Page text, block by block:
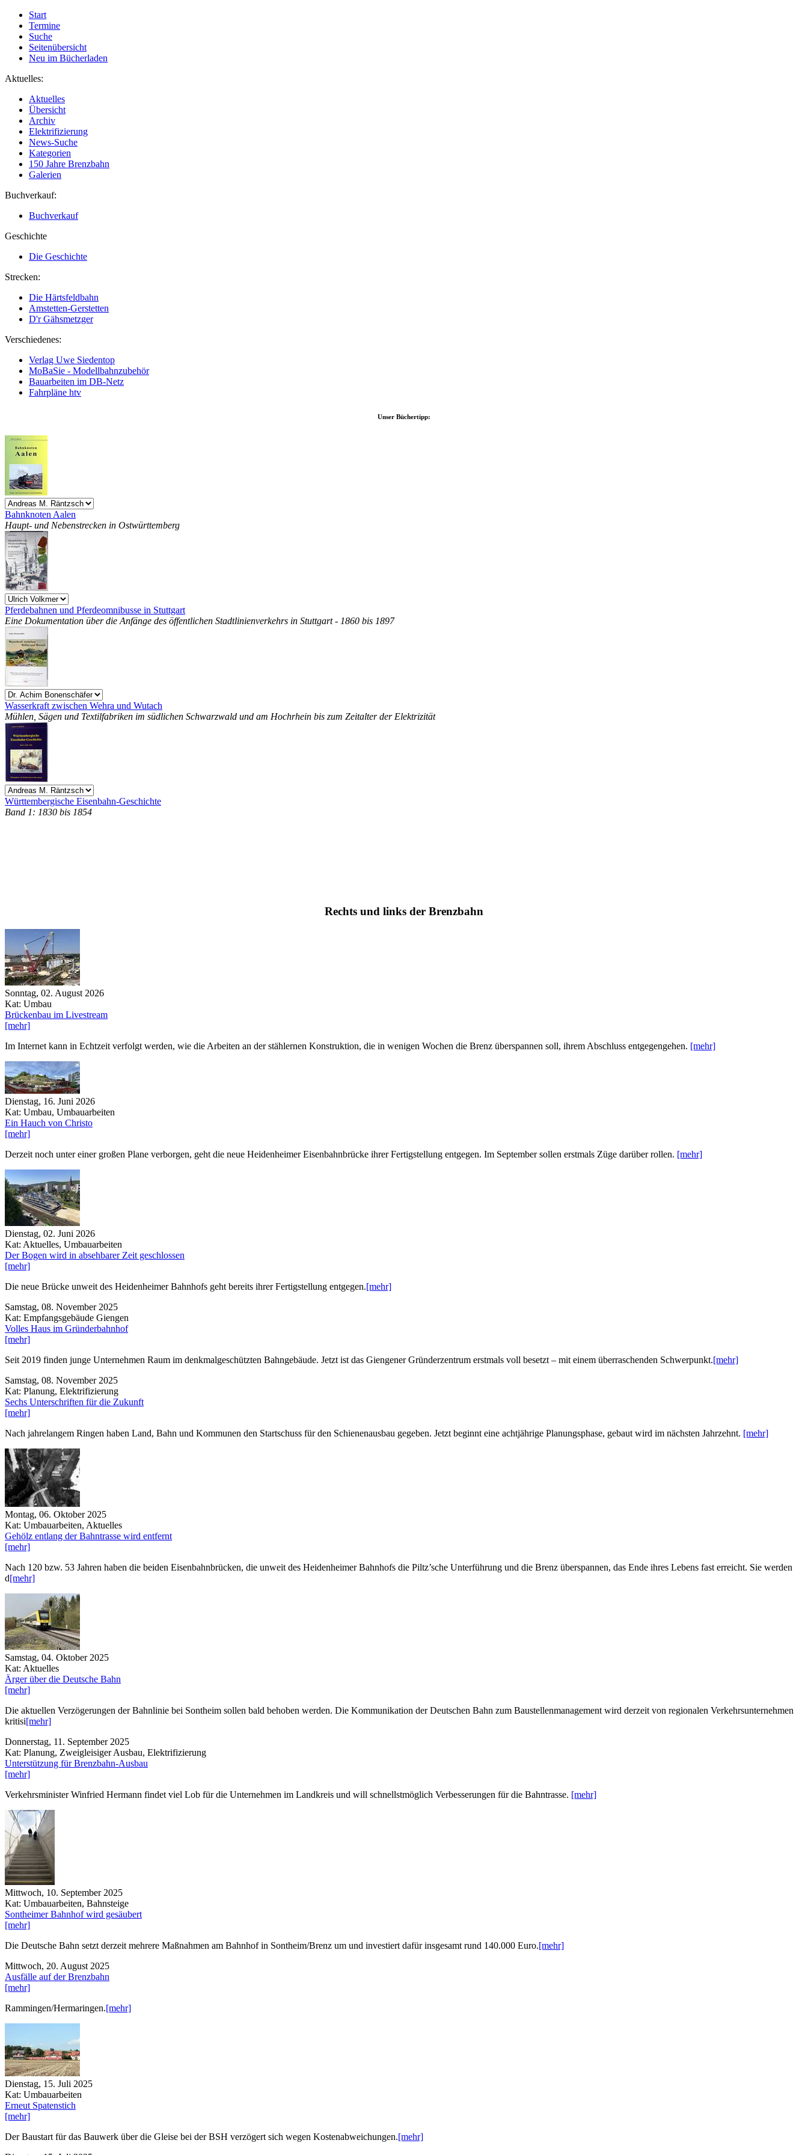
Start
Termine
Suche
Seitenübersicht
Neu im Bücherladen
Aktuelles:
Aktuelles
Übersicht
Archiv
Elektrifizierung
News-Suche
Kategorien
150 Jahre Brenzbahn
Galerien
Buchverkauf:
Buchverkauf
Geschichte
Die Geschichte
Strecken:
Die Härtsfeldbahn
Amstetten-Gerstetten
D'r Gähsmetzger
Verschiedenes:
Verlag Uwe Siedentop
MoBaSie - Modellbahnzubehör
Bauarbeiten im DB-Netz
Fahrpläne htv
Unser Büchertipp:
Bahnknoten Aalen
Haupt- und Nebenstrecken in Ostwürttemberg
Pferdebahnen und Pferdeomnibusse in Stuttgart
Eine Dokumentation über die Anfänge des öffentlichen Stadtlinienverkehrs in Stuttgart - 1860 bis 1897
Wasserkraft zwischen Wehra und Wutach
Mühlen, Sägen und Textilfabriken im südlichen Schwarzwald und am Hochrhein bis zum Zeitalter der Elektrizität
Württembergische Eisenbahn-Geschichte
Band 1: 1830 bis 1854
Rechts und links der Brenzbahn
Sonntag, 02. August 2026
Kat: Umbau
Brückenbau im Livestream
[mehr]
Im Internet kann in Echtzeit verfolgt werden, wie die Arbeiten an der stählernen Konstruktion, die in wenigen Wochen die Brenz überspannen soll, ihrem Abschluss entgegengehen. [mehr]
Dienstag, 16. Juni 2026
Kat: Umbau, Umbauarbeiten
Ein Hauch von Christo
[mehr]
Derzeit noch unter einer großen Plane verborgen, geht die neue Heidenheimer Eisenbahnbrücke ihrer Fertigstellung entgegen. Im September sollen erstmals Züge darüber rollen. [mehr]
Dienstag, 02. Juni 2026
Kat: Aktuelles, Umbauarbeiten
Der Bogen wird in absehbarer Zeit geschlossen
[mehr]
Die neue Brücke unweit des Heidenheimer Bahnhofs geht bereits ihrer Fertigstellung entgegen.[mehr]
Samstag, 08. November 2025
Kat: Empfangsgebäude Giengen
Volles Haus im Gründerbahnhof
[mehr]
Seit 2019 finden junge Unternehmen Raum im denkmalgeschützten Bahngebäude. Jetzt ist das Giengener Gründerzentrum erstmals voll besetzt – mit einem überraschenden Schwerpunkt.[mehr]
Samstag, 08. November 2025
Kat: Planung, Elektrifizierung
Sechs Unterschriften für die Zukunft
[mehr]
Nach jahrelangem Ringen haben Land, Bahn und Kommunen den Startschuss für den Schienenausbau gegeben. Jetzt beginnt eine achtjährige Planungsphase, gebaut wird im nächsten Jahrzehnt. [mehr]
Montag, 06. Oktober 2025
Kat: Umbauarbeiten, Aktuelles
Gehölz entlang der Bahntrasse wird entfernt
[mehr]
Nach 120 bzw. 53 Jahren haben die beiden Eisenbahnbrücken, die unweit des Heidenheimer Bahnhofs die Piltz’sche Unterführung und die Brenz überspannen, das Ende ihres Lebens fast erreicht. Sie werden
d[mehr]
Samstag, 04. Oktober 2025
Kat: Aktuelles
Ärger über die Deutsche Bahn
[mehr]
Die aktuellen Verzögerungen der Bahnlinie bei Sontheim sollen bald behoben werden. Die Kommunikation der Deutschen Bahn zum Baustellenmanagement wird derzeit von regionalen Verkehrsunternehmen
kritisi[mehr]
Donnerstag, 11. September 2025
Kat: Planung, Zweigleisiger Ausbau, Elektrifizierung
Unterstützung für Brenzbahn-Ausbau
[mehr]
Verkehrsminister Winfried Hermann findet viel Lob für die Unternehmen im Landkreis und will schnellstmöglich Verbesserungen für die Bahntrasse. [mehr]
Mittwoch, 10. September 2025
Kat: Umbauarbeiten, Bahnsteige
Sontheimer Bahnhof wird gesäubert
[mehr]
Die Deutsche Bahn setzt derzeit mehrere Maßnahmen am Bahnhof in Sontheim/Brenz um und investiert dafür insgesamt rund 140.000 Euro.[mehr]
Mittwoch, 20. August 2025
Ausfälle auf der Brenzbahn
[mehr]
Rammingen/Hermaringen.[mehr]
Dienstag, 15. Juli 2025
Kat: Umbauarbeiten
Erneut Spatenstich
[mehr]
Der Baustart für das Bauwerk über die Gleise bei der BSH verzögert sich wegen Kostenabweichungen.[mehr]